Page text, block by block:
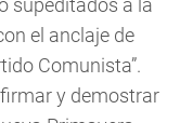
supeditados a la
el anclaje de
Comunista”.
y demostrar